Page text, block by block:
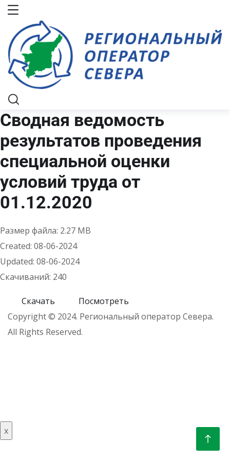
Сводная ведомость
результатов проведения
специальной оценки
условий труда от
01.12.2020
Размер файла: 2.27 MB
Created: 08-06-2024
Updated: 08-06-2024
Скачиваний: 240
Скачать
Посмотреть
Copyright © 2024. Региональный оператор Севера.
All Rights Reserved.
x